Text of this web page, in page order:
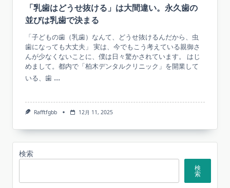
「乳歯はどうせ抜ける」は大間違い。永久歯の
並びは乳歯で決まる
「子どもの歯（乳歯）なんて、どうせ抜けるんだから、虫
歯になっても大丈夫」 実は、今でもこう考えている親御さ
んが少なくないことに、僕は日々驚かされています。 はじ
めまして。都内で「柏木デンタルクリニック」を開業して
いる、歯 ...
Rafftfgbb 12月 11, 2025
検索
検
索